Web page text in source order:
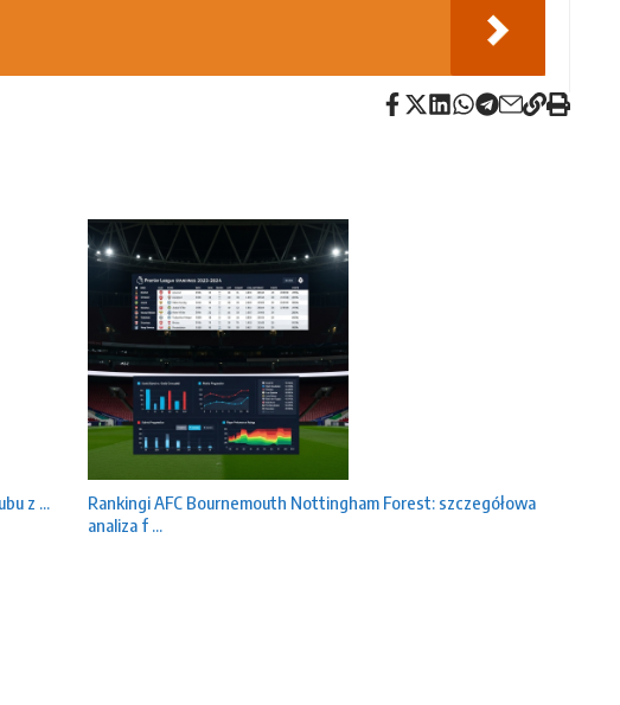
z ...
Rankingi AFC Bournemouth Nottingham Forest: szczegółowa
analiza f ...